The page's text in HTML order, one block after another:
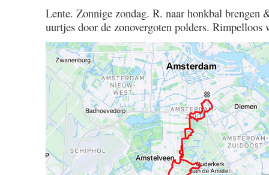
/
1.00
Lente. Zonnige zondag. R. naar honkbal brengen
uurtjes door de zonovergoten polders. Rimpelloos